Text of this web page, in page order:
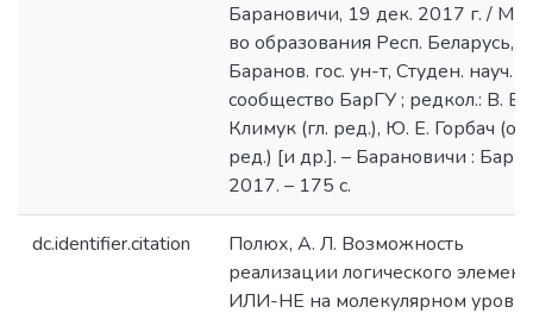
Барановичи, 19 дек. 2017 г. / М-
во образования Респ. Беларусь,
Баранов. гос. ун-т, Студен. науч.
сообщество БарГУ ; редкол.: В. В.
Климук (гл. ред.), Ю. Е. Горбач
ред.) [и др.]. – Барановичи :
2017. – 175 с.
dc.identifier.citation
Полюх, А. Л. Возможность
реализации логического
ИЛИ-НЕ на молекулярном